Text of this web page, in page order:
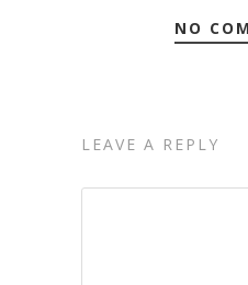
NO
LEAVE A REPLY